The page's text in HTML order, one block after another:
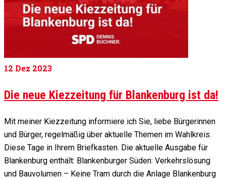
12 Dez 2023
Die neue Kiezzeitung für Blankenburg ist da!
Mit meiner Kiezzeitung informiere ich Sie, liebe Bürgerinnen
und Bürger, regelmäßig über aktuelle Themen im Wahlkreis.
Diese Tage in Ihrem Briefkasten. Die aktuelle Ausgabe für
Blankenburg enthält: Blankenburger Süden: Verkehrslösung
und Bauvolumen – Keine Tram durch die Anlage Blankenburg